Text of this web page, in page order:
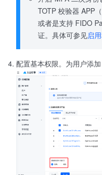
TOTP 校验器 APP
或者是支持 FIDO
证。具体可参见启
配置基本权限。为用户添